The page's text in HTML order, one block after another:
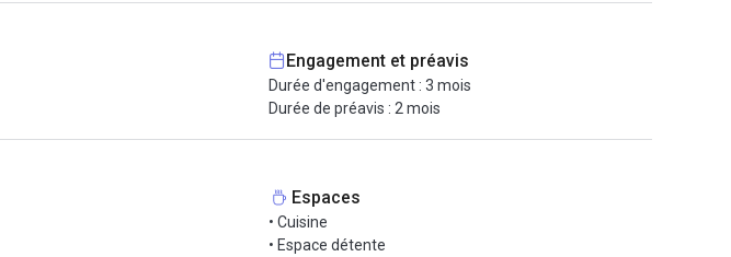
Engagement et préavis
Durée d'engagement : 3 mois
Durée de préavis : 2 mois
Espaces
• Cuisine
• Espace détente